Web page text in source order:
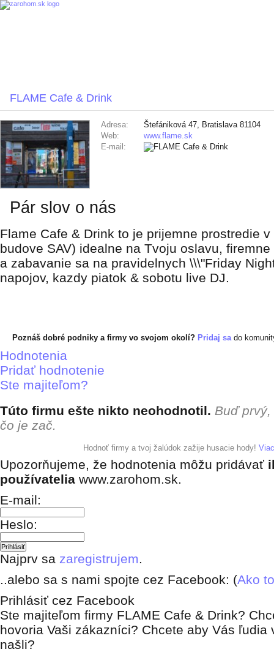
FLAME Cafe & Drink
Adresa:
Štefániková 47, Bratislava 81104
Web:
www.flame.sk
E-mail:
Pár slov o nás
Flame Cafe & Drink to je prijemne prostredie
budove SAV) idealne na Tvoju oslavu,
a zabavanie sa na pravidelnych \\\"Friday
napojov, kazdy piatok & sobotu live DJ.
Poznáš dobré podniky a firmy vo svojom okolí? Pridaj sado
Hodnotenia
Pridať hodnotenie
Ste majiteľom?
Túto firmu ešte nikto neohodnotil. Buď
čo je zač.
Hodnoť firmy a tvoj žalúdok zažije husacie hody! Viac
Upozorňujeme, že hodnotenia môžu pridávať
používatelia www.zarohom.sk.
E-mail:
Heslo:
Najprv sa zaregistrujem.
..alebo sa s nami spojte cez Facebook: (Ako
Prihlásiť cez Facebook
Ste majiteľom firmy FLAME Cafe & Drink?
hovoria Vaši zákazníci? Chcete aby Vás ľudia
našli?